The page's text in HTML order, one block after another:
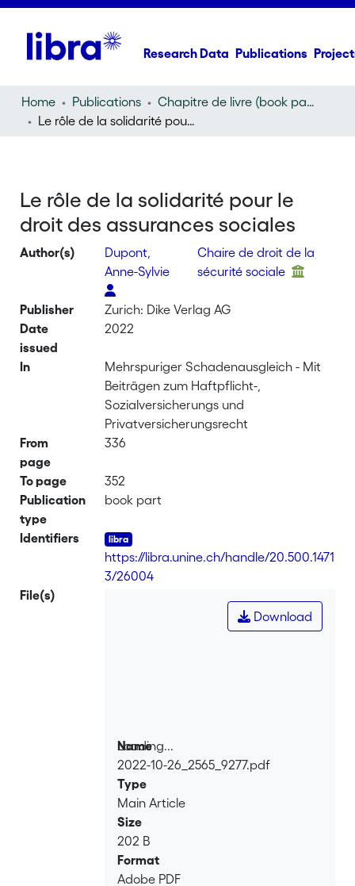
Research Data Publications
Home Publications
Chapitre de livre (book part)
Le rôle de la solidarité pour le droit des assurances sociales
Le rôle de la solidarité pour le
droit des assurances sociales
Author(s)
Dupont,
Anne-Sylvie
Chaire de droit de la
sécurité sociale
Publisher
Zurich: Dike Verlag AG
Date
issued
2022
In
Mehrspuriger Schadenausgleich - Mit
Beiträgen zum Haftpflicht-,
Sozialversicherungs und
Privatversicherungsrecht
From
page
336
To page
352
Publication
type
book part
Identifiers
https://libra.unine.ch/handle/20.500.1471
3/26004
File(s)
Loading...
Loading...
Download
Name
2022-10-26_2565_9277.pdf
Type
Main Article
Size
202 B
Format
Adobe PDF